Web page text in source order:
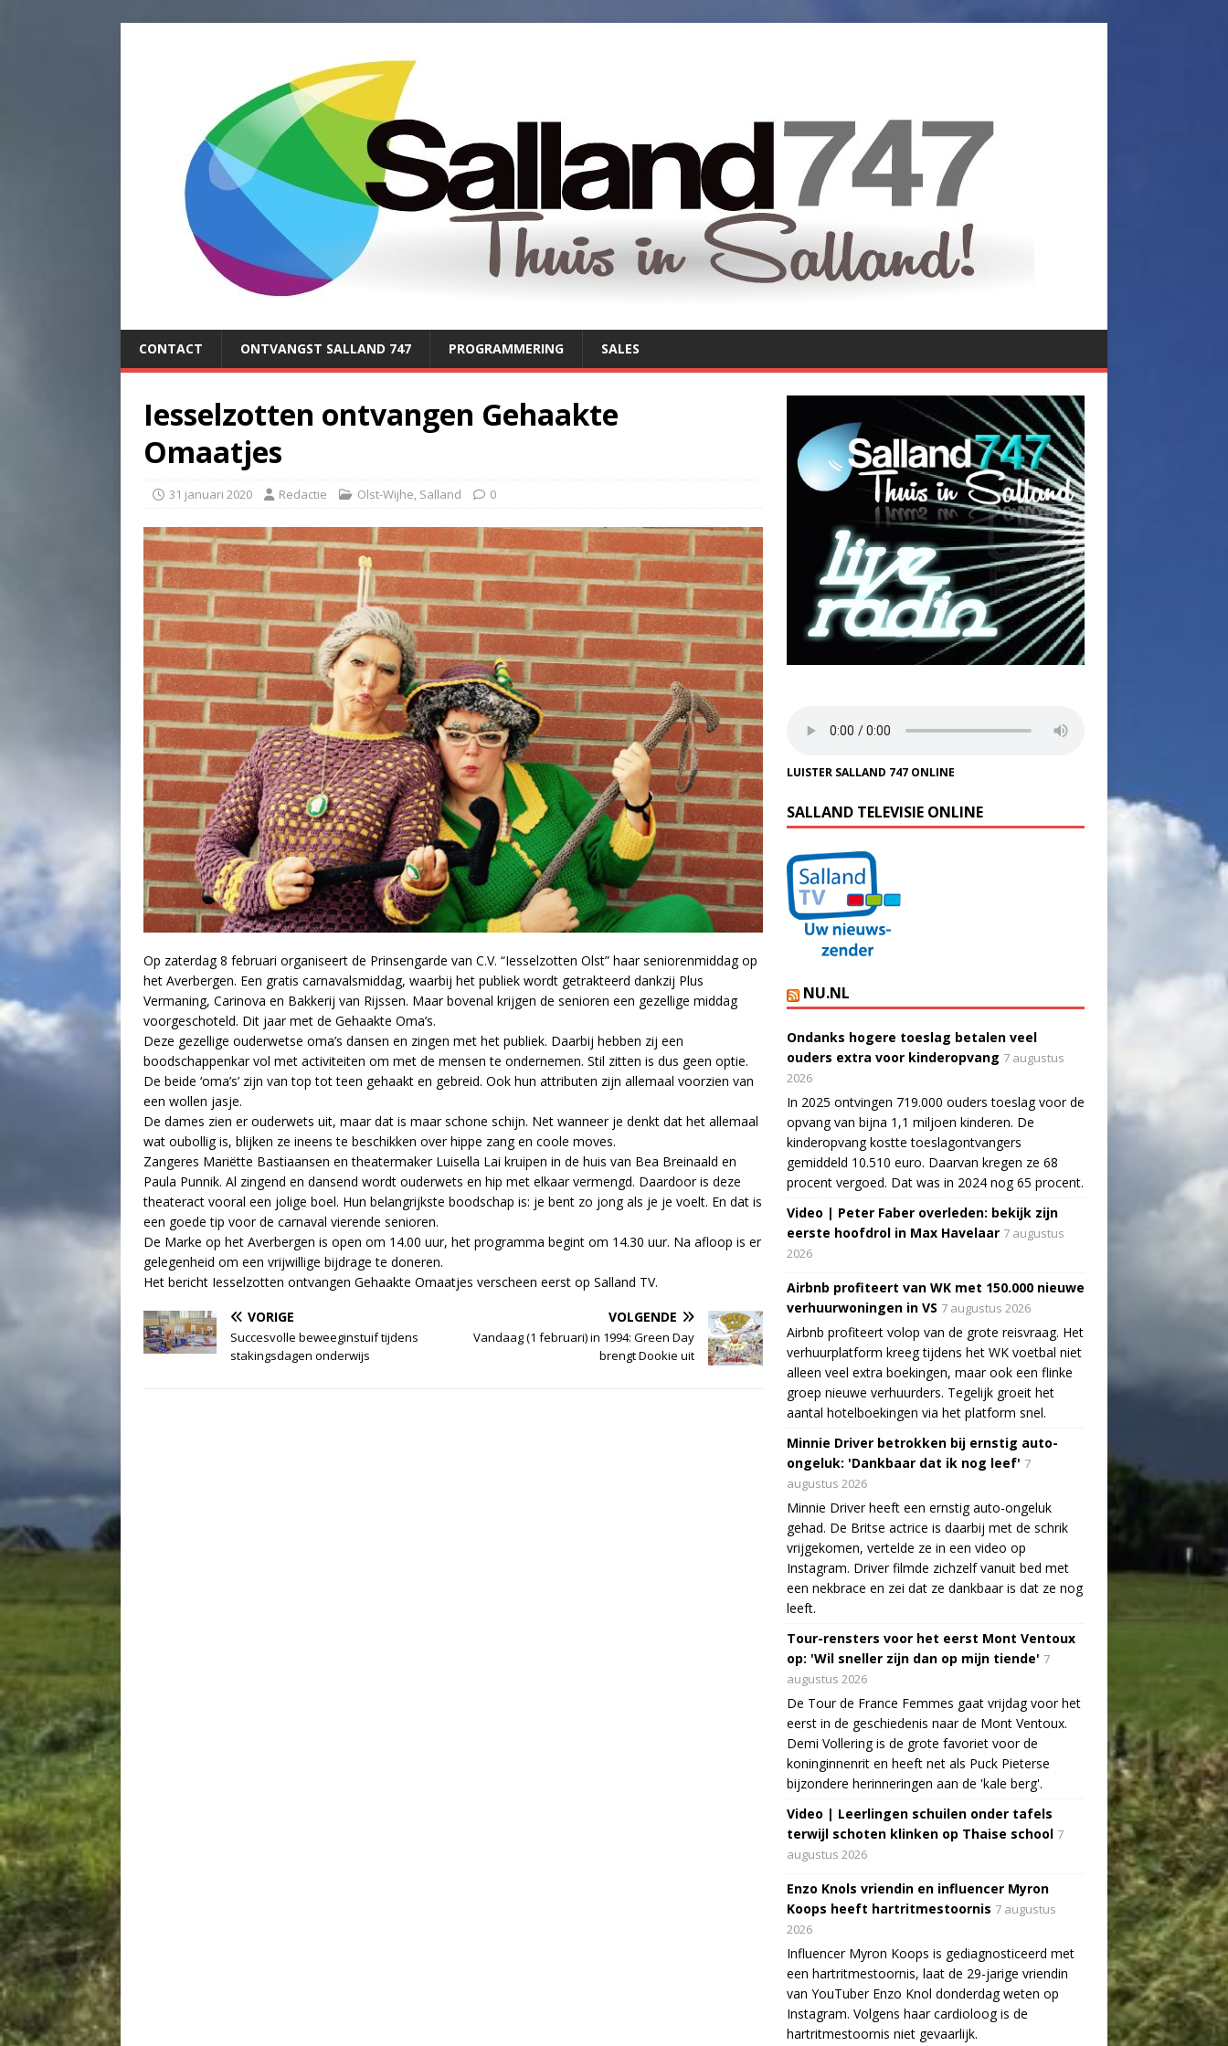
CONTACT ONTVANGST SALLAND 747 PROGRAMMERING SALES
Iesselzotten ontvangen Gehaakte
Omaatjes
31 januari 2020 Redactie Olst-Wijhe, Salland 0
Op zaterdag 8 februari organiseert de Prinsengarde van C.V. “Iesselzotten Olst” haar seniorenmiddag op
het Averbergen. Een gratis carnavalsmiddag, waarbij het publiek wordt getrakteerd dankzij Plus
Vermaning, Carinova en Bakkerij van Rijssen. Maar bovenal krijgen de senioren een gezellige middag
voorgeschoteld. Dit jaar met de Gehaakte Oma’s.
Deze gezellige ouderwetse oma’s dansen en zingen met het publiek. Daarbij hebben zij een
boodschappenkar vol met activiteiten om met de mensen te ondernemen. Stil zitten is dus geen optie.
De beide ‘oma’s’ zijn van top tot teen gehaakt en gebreid. Ook hun attributen zijn allemaal voorzien van
een wollen jasje.
De dames zien er ouderwets uit, maar dat is maar schone schijn. Net wanneer je denkt dat het allemaal
wat oubollig is, blijken ze ineens te beschikken over hippe zang en coole moves.
Zangeres Mariëtte Bastiaansen en theatermaker Luisella Lai kruipen in de huis van Bea Breinaald en
Paula Punnik. Al zingend en dansend wordt ouderwets en hip met elkaar vermengd. Daardoor is deze
theateract vooral een jolige boel. Hun belangrijkste boodschap is: je bent zo jong als je je voelt. En dat is
een goede tip voor de carnaval vierende senioren.
De Marke op het Averbergen is open om 14.00 uur, het programma begint om 14.30 uur. Na afloop is er
gelegenheid om een vrijwillige bijdrage te doneren.
Het bericht Iesselzotten ontvangen Gehaakte Omaatjes verscheen eerst op Salland TV.
VORIGE
Succesvolle beweeginstuif tijdens
stakingsdagen onderwijs
VOLGENDE
Vandaag (1 februari) in 1994: Green Day
brengt Dookie uit
LUISTER SALLAND 747 ONLINE
SALLAND TELEVISIE ONLINE
NU.NL
Ondanks hogere toeslag betalen veel
ouders extra voor kinderopvang 7 augustus
2026
In 2025 ontvingen 719.000 ouders toeslag voor de
opvang van bijna 1,1 miljoen kinderen. De
kinderopvang kostte toeslagontvangers
gemiddeld 10.510 euro. Daarvan kregen ze 68
procent vergoed. Dat was in 2024 nog 65 procent.
Video | Peter Faber overleden: bekijk zijn
eerste hoofdrol in Max Havelaar 7 augustus
2026
Airbnb profiteert van WK met 150.000 nieuwe
verhuurwoningen in VS 7 augustus 2026
Airbnb profiteert volop van de grote reisvraag. Het
verhuurplatform kreeg tijdens het WK voetbal niet
alleen veel extra boekingen, maar ook een flinke
groep nieuwe verhuurders. Tegelijk groeit het
aantal hotelboekingen via het platform snel.
Minnie Driver betrokken bij ernstig auto-
ongeluk: 'Dankbaar dat ik nog leef' 7
augustus 2026
Minnie Driver heeft een ernstig auto-ongeluk
gehad. De Britse actrice is daarbij met de schrik
vrijgekomen, vertelde ze in een video op
Instagram. Driver filmde zichzelf vanuit bed met
een nekbrace en zei dat ze dankbaar is dat ze nog
leeft.
Tour-rensters voor het eerst Mont Ventoux
op: 'Wil sneller zijn dan op mijn tiende' 7
augustus 2026
De Tour de France Femmes gaat vrijdag voor het
eerst in de geschiedenis naar de Mont Ventoux.
Demi Vollering is de grote favoriet voor de
koninginnenrit en heeft net als Puck Pieterse
bijzondere herinneringen aan de 'kale berg'.
Video | Leerlingen schuilen onder tafels
terwijl schoten klinken op Thaise school 7
augustus 2026
Enzo Knols vriendin en influencer Myron
Koops heeft hartritmestoornis 7 augustus
2026
Influencer Myron Koops is gediagnosticeerd met
een hartritmestoornis, laat de 29-jarige vriendin
van YouTuber Enzo Knol donderdag weten op
Instagram. Volgens haar cardioloog is de
hartritmestoornis niet gevaarlijk.